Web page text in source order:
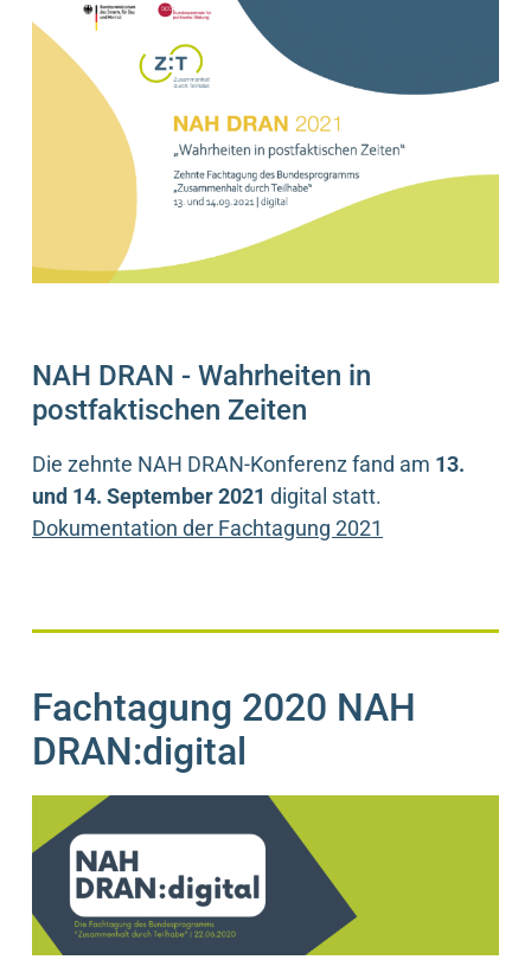
NAH DRAN - Wahrheiten in
postfaktischen Zeiten
Die zehnte NAH DRAN-Konferenz fand am 13.
und 14. September 2021 digital statt.
Dokumentation der Fachtagung 2021
Fachtagung 2020 NAH
DRAN:digital